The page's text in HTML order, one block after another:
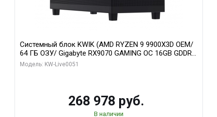
Системный блок KWIK (AMD RYZEN 9 9900X3D OEM/
64 ГБ ОЗУ/ Gigabyte RX9070 GAMING OC 16GB GDDR6
256bit 2xDP 2xH/ 960 ГБ SSD)
Модель: KW-Live0051
268 978 руб.
В наличии